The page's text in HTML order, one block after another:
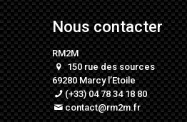
Nous contacter
RM2M
150 rue des sources
69280 Marcy l’Etoile
(+33) 04 78 34 18 80
contact@rm2m.fr